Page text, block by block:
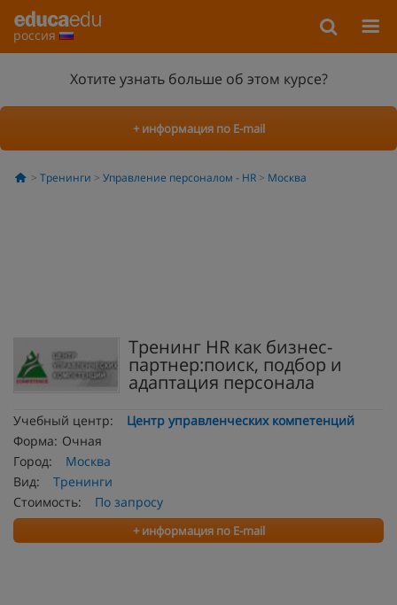
россия
Хотите узнать больше об этом курсе?
+ информация по E-mail
Тренинги Управление персоналом - HR Москва
Тренинг HR как бизнес-
партнер:поиск, подбор и
адаптация персонала
Учебный центр:
Центр управленческих компетенций
Форма: Очная
Город:
Москва
Вид:
Тренинги
Стоимость:
По запросу
+ информация по E-mail